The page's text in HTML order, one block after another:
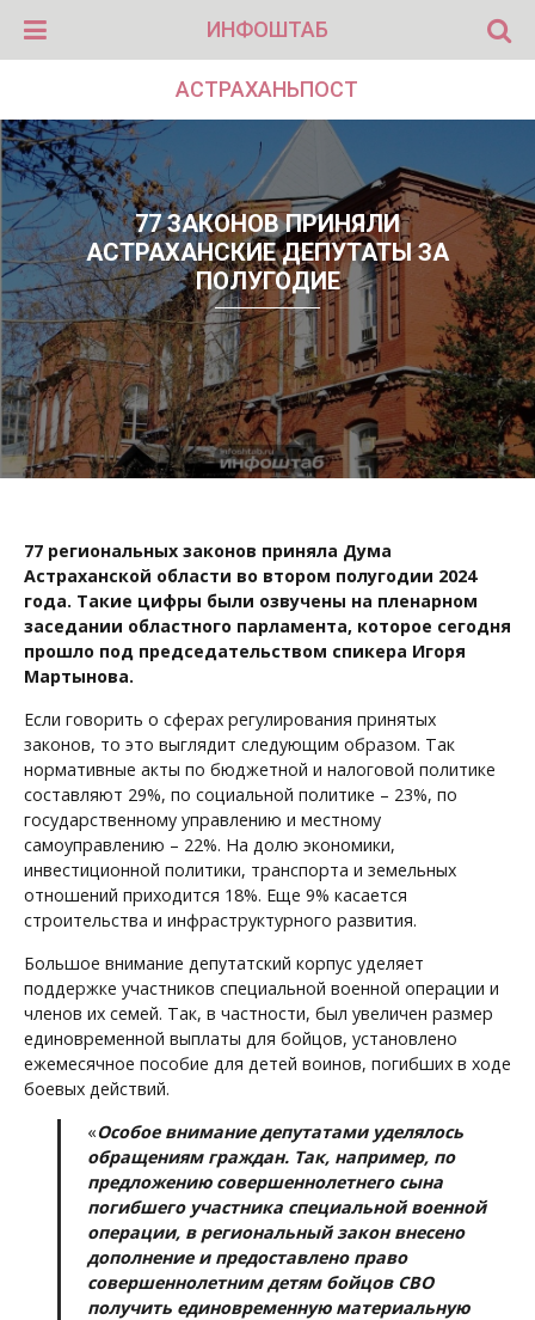
ИНФОШТАБ
АСТРАХАНЬПОСТ
77 ЗАКОНОВ ПРИНЯЛИ
АСТРАХАНСКИЕ ДЕПУТАТЫ ЗА
ПОЛУГОДИЕ
77 региональных законов приняла Дума
Астраханской области во втором полугодии 2024
года. Такие цифры были озвучены на пленарном
заседании областного парламента, которое сегодня
прошло под председательством спикера Игоря
Мартынова.
Если говорить о сферах регулирования принятых
законов, то это выглядит следующим образом. Так
нормативные акты по бюджетной и налоговой политике
составляют 29%, по социальной политике – 23%, по
государственному управлению и местному
самоуправлению – 22%. На долю экономики,
инвестиционной политики, транспорта и земельных
отношений приходится 18%. Еще 9% касается
строительства и инфраструктурного развития.
Большое внимание депутатский корпус уделяет
поддержке участников специальной военной операции и
членов их семей. Так, в частности, был увеличен размер
единовременной выплаты для бойцов, установлено
ежемесячное пособие для детей воинов, погибших в ходе
боевых действий.
«Особое внимание депутатами уделялось
обращениям граждан. Так, например, по
предложению совершеннолетнего сына
погибшего участника специальной военной
операции, в региональный закон внесено
дополнение и предоставлено право
совершеннолетним детям бойцов СВО
получить единовременную материальную